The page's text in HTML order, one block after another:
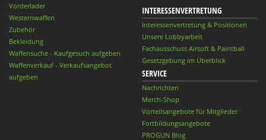
Vorderlader
Westernwaffen
Zubehör
Bekleidung
Waffensuche - Kaufgesuch aufgeben
Waffenverkauf - Verkaufsangebot
aufgeben
INTERESSENVERTRETUNG
Interessenvertretung & Positionen
Unsere Lobbyarbeit
Fachausschuss Airsoft & Paintball
Gesetzgebung im Überblick
SERVICE
Nachrichten
Merch-Shop
Vorteilsangebote für Mitglieder
Fortbildungsangebote
PROGUN Blog